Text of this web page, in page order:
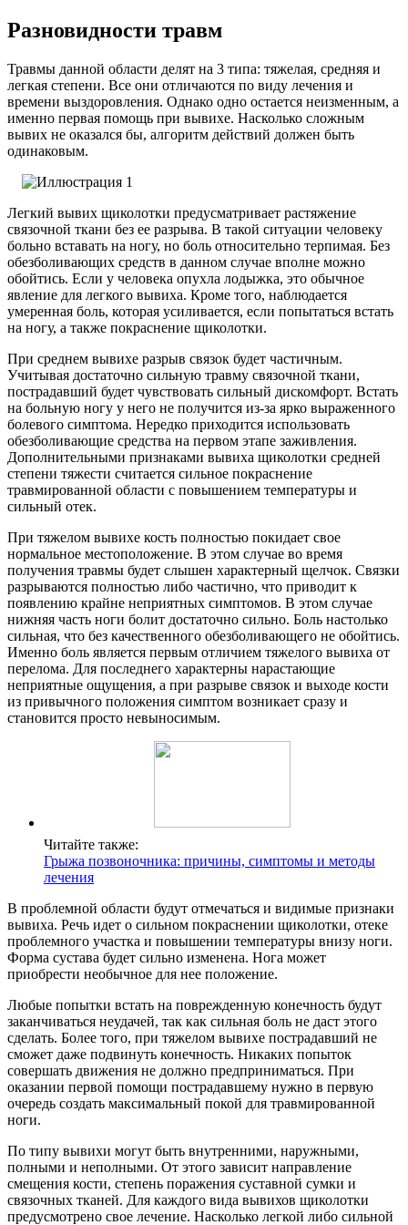
Разновидности травм
Травмы данной области делят на 3 типа: тяжелая, средняя и
легкая степени. Все они отличаются по виду лечения и
времени выздоровления. Однако одно остается неизменным, а
именно первая помощь при вывихе. Насколько сложным
вывих не оказался бы, алгоритм действий должен быть
одинаковым.
Легкий вывих щиколотки предусматривает растяжение
связочной ткани без ее разрыва. В такой ситуации человеку
больно вставать на ногу, но боль относительно терпимая. Без
обезболивающих средств в данном случае вполне можно
обойтись. Если у человека опухла лодыжка, это обычное
явление для легкого вывиха. Кроме того, наблюдается
умеренная боль, которая усиливается, если попытаться встать
на ногу, а также покраснение щиколотки.
При среднем вывихе разрыв связок будет частичным.
Учитывая достаточно сильную травму связочной ткани,
пострадавший будет чувствовать сильный дискомфорт. Встать
на больную ногу у него не получится из-за ярко выраженного
болевого симптома. Нередко приходится использовать
обезболивающие средства на первом этапе заживления.
Дополнительными признаками вывиха щиколотки средней
степени тяжести считается сильное покраснение
травмированной области с повышением температуры и
сильный отек.
При тяжелом вывихе кость полностью покидает свое
нормальное местоположение. В этом случае во время
получения травмы будет слышен характерный щелчок. Связки
разрываются полностью либо частично, что приводит к
появлению крайне неприятных симптомов. В этом случае
нижняя часть ноги болит достаточно сильно. Боль настолько
сильная, что без качественного обезболивающего не обойтись.
Именно боль является первым отличием тяжелого вывиха от
перелома. Для последнего характерны нарастающие
неприятные ощущения, а при разрыве связок и выходе кости
из привычного положения симптом возникает сразу и
становится просто невыносимым.
Читайте также:
Грыжа позвоночника: причины, симптомы и методы
лечения
В проблемной области будут отмечаться и видимые признаки
вывиха. Речь идет о сильном покраснении щиколотки, отеке
проблемного участка и повышении температуры внизу ноги.
Форма сустава будет сильно изменена. Нога может
приобрести необычное для нее положение.
Любые попытки встать на поврежденную конечность будут
заканчиваться неудачей, так как сильная боль не даст этого
сделать. Более того, при тяжелом вывихе пострадавший не
сможет даже подвинуть конечность. Никаких попыток
совершать движения не должно предприниматься. При
оказании первой помощи пострадавшему нужно в первую
очередь создать максимальный покой для травмированной
ноги.
По типу вывихи могут быть внутренними, наружными,
полными и неполными. От этого зависит направление
смещения кости, степень поражения суставной сумки и
связочных тканей. Для каждого вида вывихов щиколотки
предусмотрено свое лечение. Насколько легкой либо сильной